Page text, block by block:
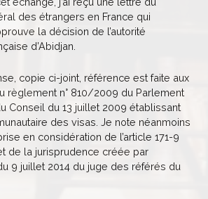
des étrangers en France qui
la décision de l’autorité
d’Abidjan.
copie ci-joint, référence est faite aux
règlement n° 810/2009 du Parlement
Conseil du 13 juillet 2009 établissant
des visas. Je note néanmoins
en considération de l’article 171-9
de la jurisprudence créée par
9 juillet 2014 du juge des référés du